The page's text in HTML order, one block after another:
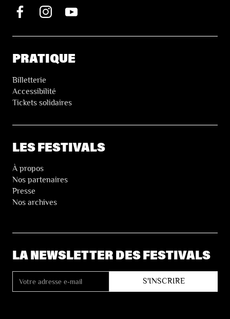
PRATIQUE
Billetterie
Accessibilité
Tickets solidaires
LES FESTIVALS
À propos
Nos partenaires
Presse
Nos archives
LA NEWSLETTER DES FESTIVALS